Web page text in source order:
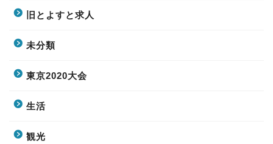
旧とよすと求人
未分類
東京2020大会
生活
観光